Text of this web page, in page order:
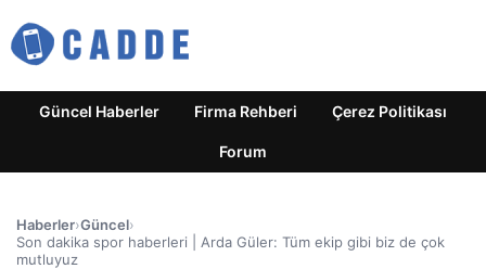
Güncel Haberler Firma Rehberi Çerez Politikası
Forum
Haberler›Güncel›
Son dakika spor haberleri | Arda Güler: Tüm ekip gibi biz de çok
mutluyuz